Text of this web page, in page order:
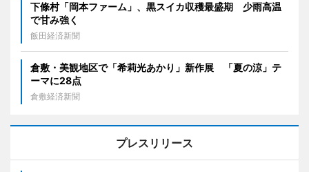
下條村「岡本ファーム」、黒スイカ収穫最盛期 少雨高温
で甘み強く
飯田経済新聞
倉敷・美観地区で「希莉光あかり」新作展 「夏の涼」テ
ーマに28点
倉敷経済新聞
プレスリリース